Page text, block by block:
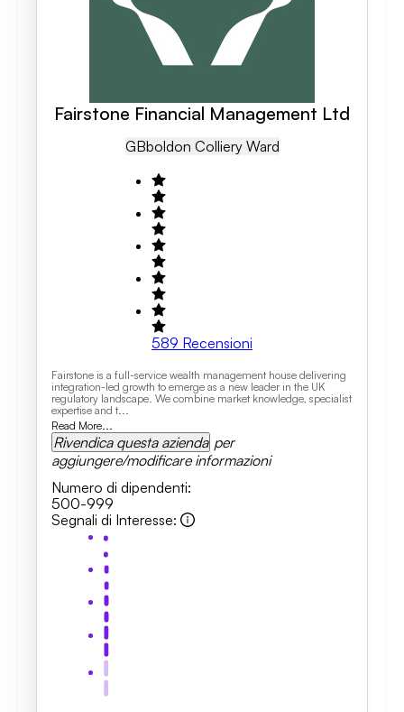
Fairstone Financial Management Ltd
GBBoldon Colliery Ward
589 Recensioni
Fairstone is a full-service wealth management house delivering
integration-led growth to emerge as a new leader in the UK
regulatory landscape. We combine market knowledge, specialist
expertise and t...
Read More...
Rivendica questa azienda per
aggiungere/modificare informazioni
Numero di dipendenti:
500-999
Segnali di Interesse: